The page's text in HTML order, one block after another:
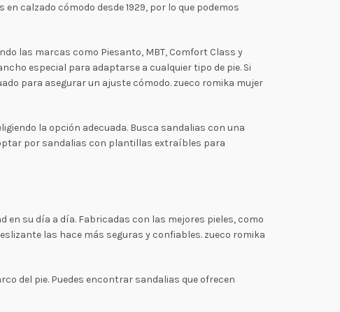
calzado cómodo desde 1929, por lo que podemos
las marcas como Piesanto, MBT, Comfort Class y
especial para adaptarse a cualquier tipo de pie. Si
para asegurar un ajuste cómodo. zueco romika mujer
la opción adecuada. Busca sandalias con una
por sandalias con plantillas extraíbles para
su día a día. Fabricadas con las mejores pieles, como
las hace más seguras y confiables. zueco romika
del pie. Puedes encontrar sandalias que ofrecen